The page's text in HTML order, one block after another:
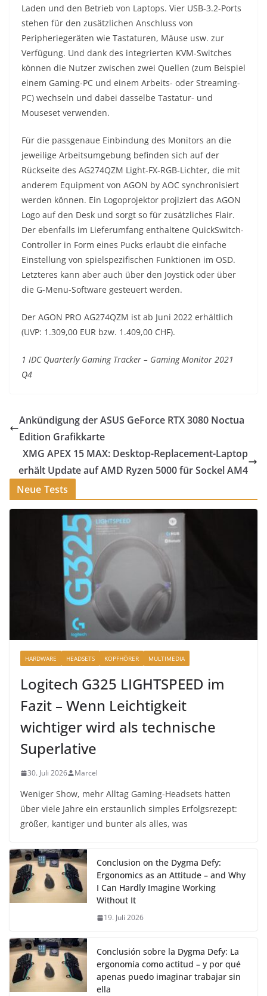
Laden und den Betrieb von Laptops. Vier USB-3.2-Ports
stehen für den zusätzlichen Anschluss von
Peripheriegeräten wie Tastaturen, Mäuse usw. zur
Verfügung. Und dank des integrierten KVM-Switches
können die Nutzer zwischen zwei Quellen (zum Beispiel
einem Gaming-PC und einem Arbeits- oder Streaming-
PC) wechseln und dabei dasselbe Tastatur- und
Mouseset verwenden.
Für die passgenaue Einbindung des Monitors an die
jeweilige Arbeitsumgebung befinden sich auf der
Rückseite des AG274QZM Light-FX-RGB-Lichter, die mit
anderem Equipment von AGON by AOC synchronisiert
werden können. Ein Logoprojektor projiziert das AGON
Logo auf den Desk und sorgt so für zusätzliches Flair.
Der ebenfalls im Lieferumfang enthaltene QuickSwitch-
Controller in Form eines Pucks erlaubt die einfache
Einstellung von spielspezifischen Funktionen im OSD.
Letzteres kann aber auch über den Joystick oder über
die G-Menu-Software gesteuert werden.
Der AGON PRO AG274QZM ist ab Juni 2022 erhältlich
(UVP: 1.309,00 EUR bzw. 1.409,00 CHF).
1 IDC Quarterly Gaming Tracker – Gaming Monitor 2021
Q4
Ankündigung der ASUS GeForce RTX 3080 Noctua
Edition Grafikkarte
XMG APEX 15 MAX: Desktop-Replacement-Laptop
erhält Update auf AMD Ryzen 5000 für Sockel AM4
Neue Tests
HARDWARE HEADSETS KOPFHÖRER MULTIMEDIA
Logitech G325 LIGHTSPEED im
Fazit – Wenn Leichtigkeit
wichtiger wird als technische
Superlative
30. Juli 2026 Marcel
Weniger Show, mehr Alltag Gaming-Headsets hatten
über viele Jahre ein erstaunlich simples Erfolgsrezept:
größer, kantiger und bunter als alles, was
Conclusion on the Dygma Defy:
Ergonomics as an Attitude – and Why
I Can Hardly Imagine Working
Without It
19. Juli 2026
Conclusión sobre la Dygma Defy: La
ergonomía como actitud – y por qué
apenas puedo imaginar trabajar sin
ella